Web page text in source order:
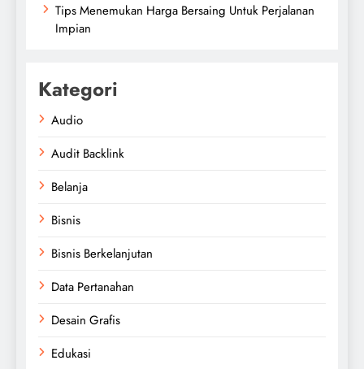
Tips Menemukan Harga Bersaing Untuk Perjalanan
Impian
Kategori
Audio
Audit Backlink
Belanja
Bisnis
Bisnis Berkelanjutan
Data Pertanahan
Desain Grafis
Edukasi